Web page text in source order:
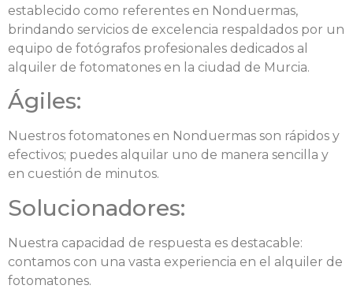
establecido como referentes en Nonduermas,
brindando servicios de excelencia respaldados por un
equipo de fotógrafos profesionales dedicados al
alquiler de fotomatones en la ciudad de Murcia.
Ágiles:
Nuestros fotomatones en Nonduermas son rápidos y
efectivos; puedes alquilar uno de manera sencilla y
en cuestión de minutos.
Solucionadores:
Nuestra capacidad de respuesta es destacable:
contamos con una vasta experiencia en el alquiler de
fotomatones.